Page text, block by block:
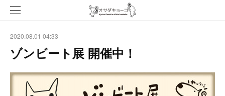
2020.08.01 04:33
ゾンビート展 開催中！